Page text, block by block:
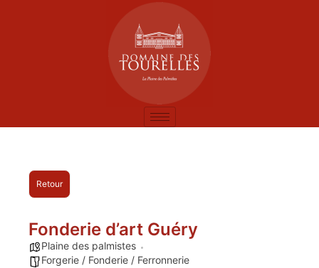
Retour
Fonderie d’art Guéry
Plaine des palmistes
Forgerie / Fonderie / Ferronnerie